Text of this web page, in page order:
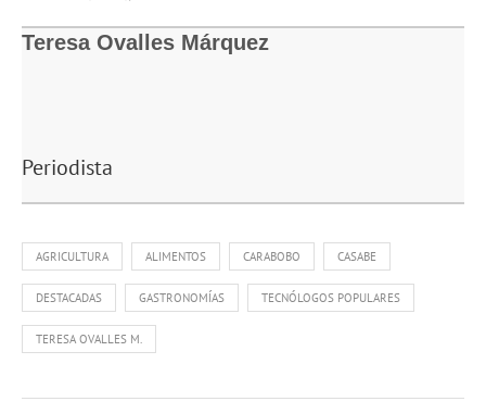
Teresa Ovalles Márquez
Periodista
AGRICULTURA ALIMENTOS CARABOBO CASABE
DESTACADAS GASTRONOMÍAS TECNÓLOGOS POPULARES
TERESA OVALLES M.